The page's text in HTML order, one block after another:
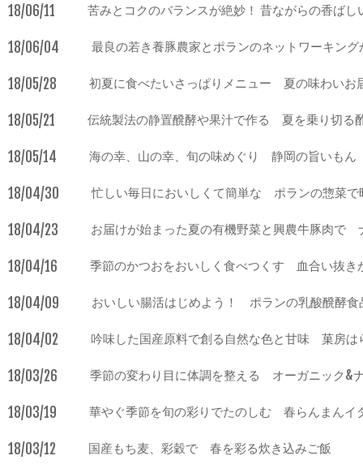
18/06/11 苦みとコクのバランスが絶妙！ 昔ながらの香ば
18/06/04 最良の若き養豚農家とポランのネットワーキン
18/05/28 初夏に食べたいさっぱりメニュー 夏の味わいお
18/05/21 伝統製法の静置醗酵や果汁で作る 夏を乗り切る
18/05/14 海の幸、山の幸、旬の味めぐり 静岡の旨いもん
18/04/30 忙しい毎日においしくて簡単な ポランの惣菜で
18/04/23 お届けが始まった夏の有機野菜と興農牛豚肉で
18/04/16 季節のかつおをおいしく食べつくす 血合い抜き
18/04/09 おいしい腸活はじめよう！ ポランの乳酸醗酵食
18/04/02 吟味した国産原料で創る自然な色と甘味 菓房は
18/03/26 季節の変わり目に体調を整える オーガニック&
18/03/19 華やぐ季節を旬の彩りでたのしむ 春らんまんイ
18/03/12 国産もち麦、彩穀で 春を彩る炊き込みご飯